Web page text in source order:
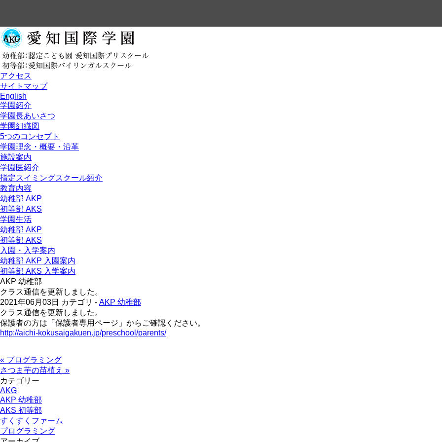
アクセス
サイトマップ
English
学園紹介
学園長あいさつ
学園組織図
5つのコンセプト
学園理念・概要・沿革
施設案内
学園医紹介
指定スイミングスクール紹介
教育内容
幼稚部 AKP
初等部 AKS
学園生活
幼稚部 AKP
初等部 AKS
入園・入学案内
幼稚部 AKP 入園案内
初等部 AKS 入学案内
AKP 幼稚部
クラス通信を更新しました。
2021年06月03日 カテゴリ - AKP 幼稚部
クラス通信を更新しました。
保護者の方は「保護者専用ページ」からご確認ください。
http://aichi-kokusaigakuen.jp/preschool/parents/
« プログラミング
さつま芋の苗植え »
カテゴリー
AKG
AKP 幼稚部
AKS 初等部
すくすくファーム
プログラミング